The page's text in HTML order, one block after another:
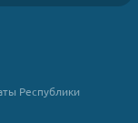
Республики